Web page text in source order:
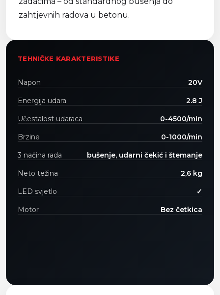
zahtjevnih radova u betonu.
TEHNIČKE KARAKTERISTIKE
Napon 20V
Energija udara 2.8 J
Učestalost udaraca 0-4500/min
Brzine 0-1000/min
3 načina rada bušenje, udarni čekić i štemanje
Neto težina 2,6 kg
LED svjetlo ✓
Motor Bez četkica